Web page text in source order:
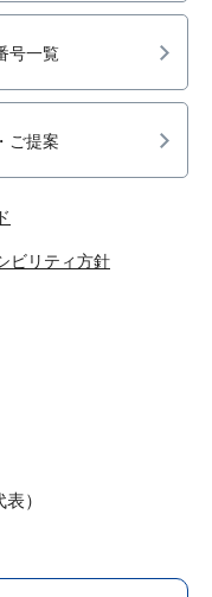
号一覧
ご提案
ビリティ方針
）